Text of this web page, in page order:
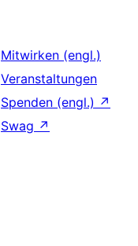
Mitwirken (engl.)
Veranstaltungen
Spenden (engl.) ↗
Swag ↗